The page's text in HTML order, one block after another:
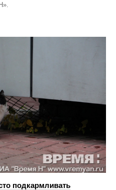
подкармливать